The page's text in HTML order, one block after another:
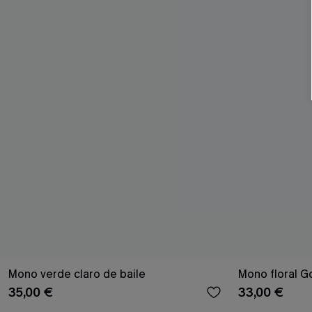
Mono verde claro de baile
35,00 €
Mono floral
33,00 €